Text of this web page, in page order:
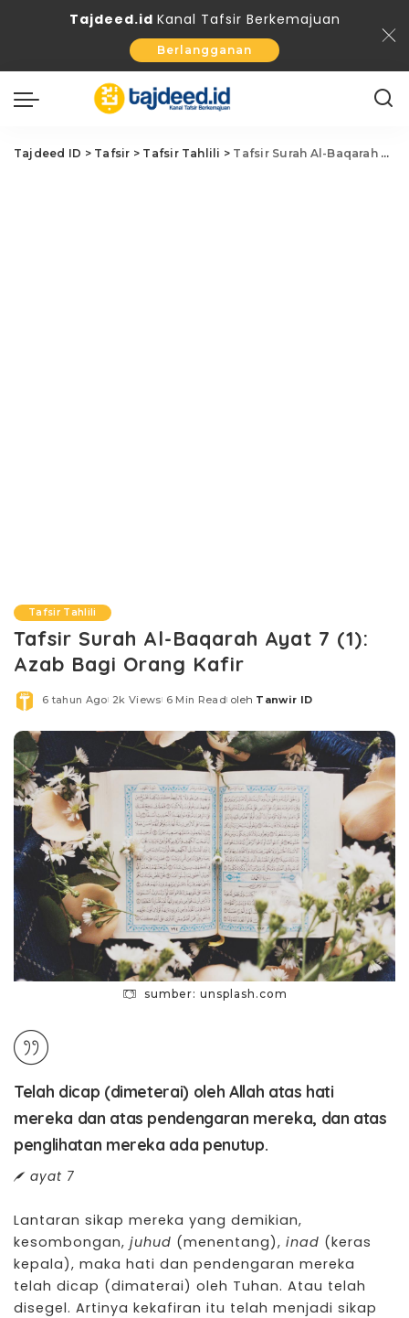
Tajdeed.id Kanal Tafsir Berkemajuan
Berlangganan
Tajdeed ID > Tafsir > Tafsir Tahlili > Tafsir Surah Al-Baqarah Ayat 7 (1): Azab Bagi Orang Kafir
Tafsir Tahlili
Tafsir Surah Al-Baqarah Ayat 7 (1):
Azab Bagi Orang Kafir
6 tahun Ago 2k Views 6 Min Read
Posted
oleh Tanwir ID
sumber: unsplash.com
Telah dicap (dimeterai) oleh Allah atas hati
mereka dan atas pendengaran mereka, dan atas
penglihatan mereka ada penutup.
ayat 7
Lantaran sikap mereka yang demikian,
kesombongan, juhud (menentang), inad (keras
kepala), maka hati dan pendengaran mereka
telah dicap (dimaterai) oleh Tuhan. Atau telah
disegel. Artinya kekafiran itu telah menjadi sikap